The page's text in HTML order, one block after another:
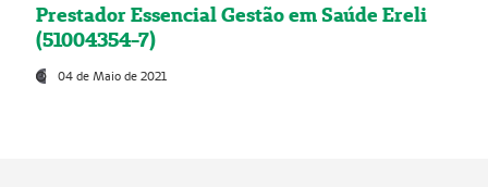
Prestador Essencial Gestão em Saúde Ereli
(51004354-7)
04 de Maio de 2021